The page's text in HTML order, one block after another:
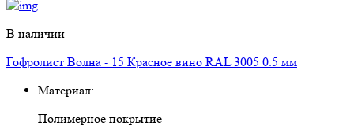
В наличии
Гофролист Волна - 15 Красное вино RAL 3005 0.5 мм
Материал:
Полимерное покрытие